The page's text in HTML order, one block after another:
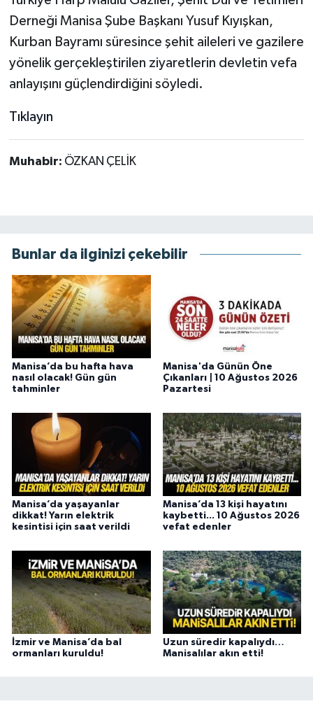
Derneği Manisa Şube Başkanı Yusuf Kıyışkan,
Kurban Bayramı süresince şehit aileleri ve gazilere
yönelik gerçekleştirilen ziyaretlerin devletin vefa
anlayışını güçlendirdiğini söyledi.
Tıklayın
Muhabir: ÖZKAN ÇELİK
Bunlar da ilginizi çekebilir
Manisa’da bu hafta hava
nasıl olacak! Gün gün
tahminler
Manisa'da Günün Öne
Çıkanları | 10 Ağustos 2026
Pazartesi
Manisa’da yaşayanlar
dikkat! Yarın elektrik
kesintisi için saat verildi
Manisa’da 13 kişi hayatını
kaybetti... 10 Ağustos 2026
vefat edenler
İzmir ve Manisa’da bal
ormanları kuruldu!
Uzun süredir kapalıydı…
Manisalılar akın etti!